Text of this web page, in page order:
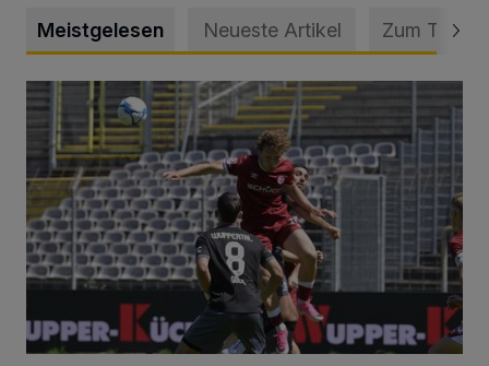
Meistgelesen Neueste Artikel Zum Thema
WSV: Übertragung im Barmer Bahnhof und klare Ansage